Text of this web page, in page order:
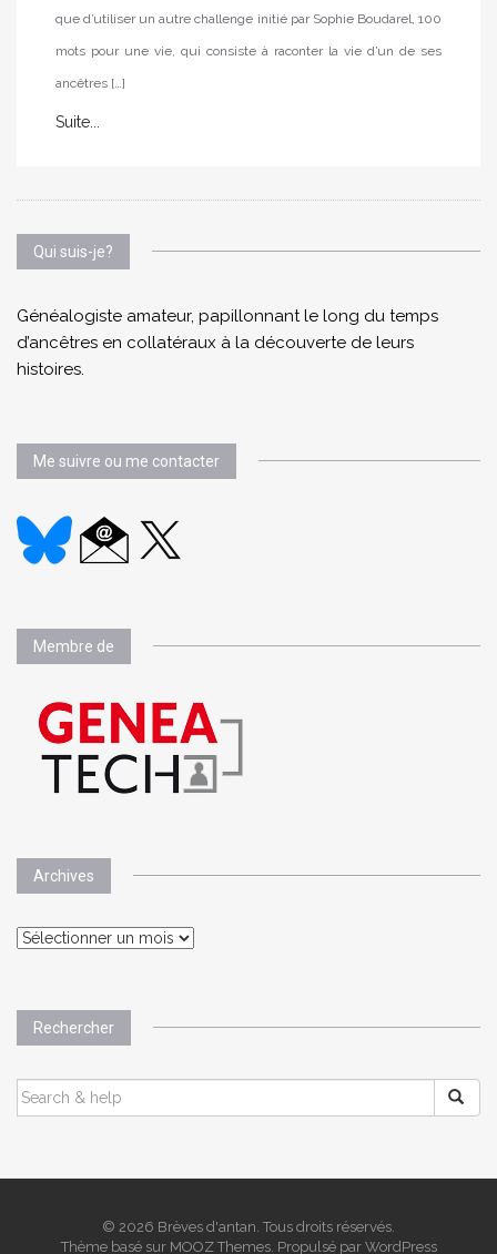
que d’utiliser un autre challenge initié par Sophie Boudarel, 100
mots pour une vie, qui consiste à raconter la vie d’un de ses
ancêtres […]
Suite...
Qui suis-je?
Généalogiste amateur, papillonnant le long du temps
d’ancêtres en collatéraux à la découverte de leurs
histoires.
Me suivre ou me contacter
Membre de
Archives
Archives
Rechercher
SEARCH
FOR:
© 2026 Brèves d'antan. Tous droits réservés.
Thème basé sur MOOZ Themes. Propulsé par WordPress